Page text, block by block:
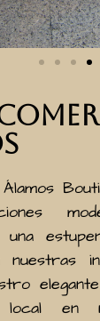
local en